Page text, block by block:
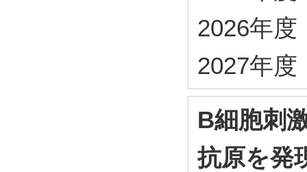
2026年度
2027年度
B細胞刺
抗原を発